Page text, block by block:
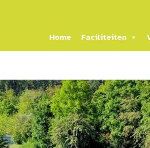
Home Faciliteiten